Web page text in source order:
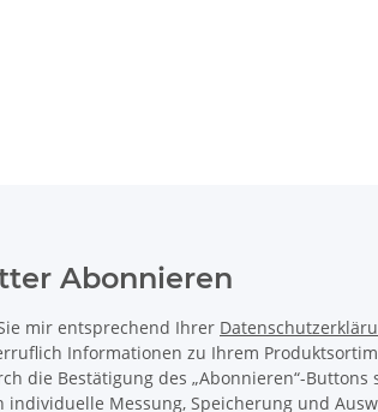
Abonnieren
mir entsprechend Ihrer
Informationen zu Ihrem
die Bestätigung des „Abonnieren“-
individuelle Messung, Speicherung und